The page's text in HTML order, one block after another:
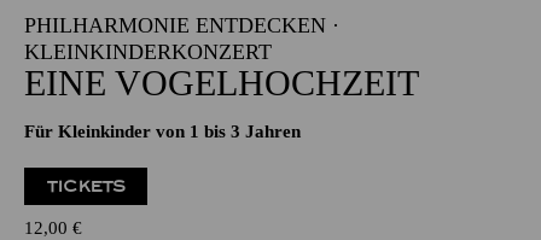
PHILHARMONIE ENTDECKEN ·
KLEINKINDERKONZERT
EINE VOGELHOCHZEIT
Für Kleinkinder von 1 bis 3 Jahren
TICKETS
12,00 €